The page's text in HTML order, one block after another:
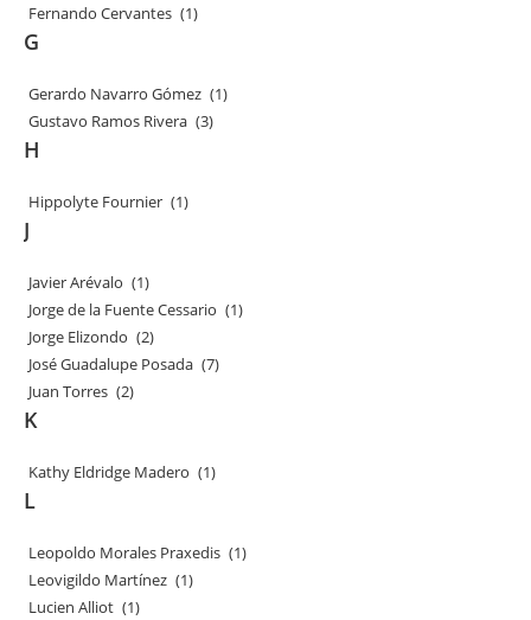
Fernando Cervantes (1)
G
Gerardo Navarro Gómez (1)
Gustavo Ramos Rivera (3)
H
Hippolyte Fournier (1)
J
Javier Arévalo (1)
Jorge de la Fuente Cessario (1)
Jorge Elizondo (2)
José Guadalupe Posada (7)
Juan Torres (2)
K
Kathy Eldridge Madero (1)
L
Leopoldo Morales Praxedis (1)
Leovigildo Martínez (1)
Lucien Alliot (1)